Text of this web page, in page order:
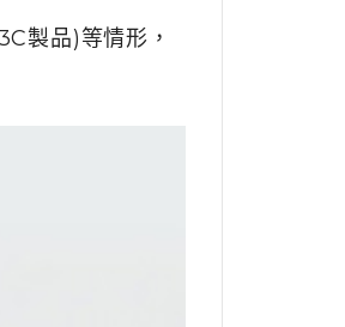
製品)等情形，